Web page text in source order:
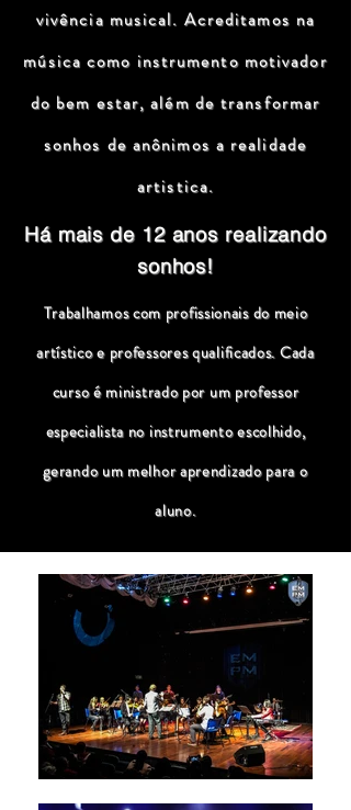
vivência musical. Acreditamos na
música como instrumento motivador
do bem estar, além de transformar
sonhos de anônimos a realidade
artistica.
Há mais de 12 anos realizando
sonhos!
Trabalhamos com profissionais do meio
artístico e professores qualificados. Cada
curso é ministrado por um professor
especialista no instrumento escolhido,
gerando um melhor aprendizado para o
aluno.